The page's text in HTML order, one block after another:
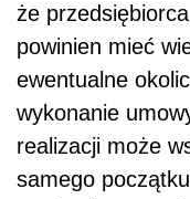
że
powinien mieć
ewentualne
wykonanie
realizacji może
samego